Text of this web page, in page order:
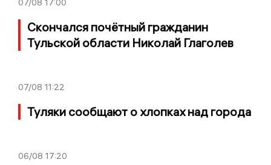
07/08 17:00
Скончался почётный гражданин
Тульской области Николай Глаголев
07/08 11:22
Туляки сообщают о хлопках над города
06/08 17:20